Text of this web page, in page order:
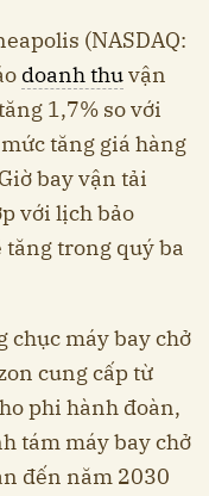
(NASDAQ:
doanh thuvận
1,7% so với
tăng giá hàng
bay vận tải
với lịch bảo
trong quý ba
chục máy bay chở
cung cấp từ
phi hành đoàn,
tám máy bay chở
đến năm 2030